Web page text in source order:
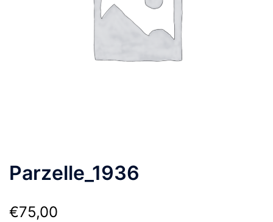
Parzelle_1936
€75,00